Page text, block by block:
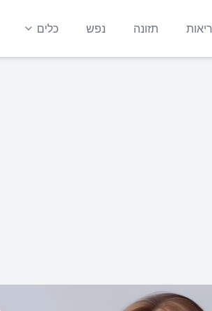
תזונה נפש כלים